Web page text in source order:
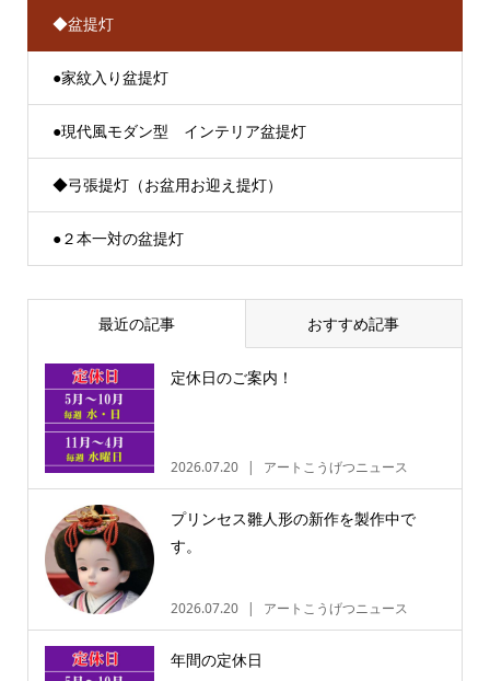
◆盆提灯
●家紋入り盆提灯
●現代風モダン型 インテリア盆提灯
◆弓張提灯（お盆用お迎え提灯）
●２本一対の盆提灯
最近の記事 おすすめ記事
定休日のご案内！
2026.07.20 アートこうげつニュース
プリンセス雛人形の新作を製作中で
す。
2026.07.20 アートこうげつニュース
年間の定休日